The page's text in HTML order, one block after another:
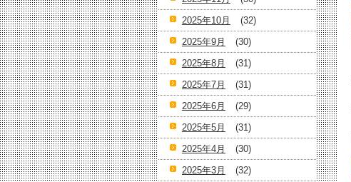
2025年10月
(32)
2025年9月
(30)
2025年8月
(31)
2025年7月
(31)
2025年6月
(29)
2025年5月
(31)
2025年4月
(30)
2025年3月
(32)